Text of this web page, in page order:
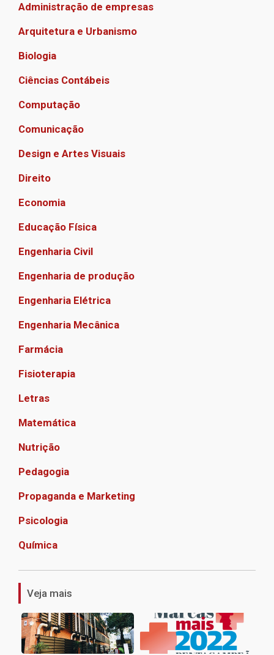
Administração de empresas
Arquitetura e Urbanismo
Biologia
Ciências Contábeis
Computação
Comunicação
Design e Artes Visuais
Direito
Economia
Educação Física
Engenharia Civil
Engenharia de produção
Engenharia Elétrica
Engenharia Mecânica
Farmácia
Fisioterapia
Letras
Matemática
Nutrição
Pedagogia
Propaganda e Marketing
Psicologia
Química
Veja mais